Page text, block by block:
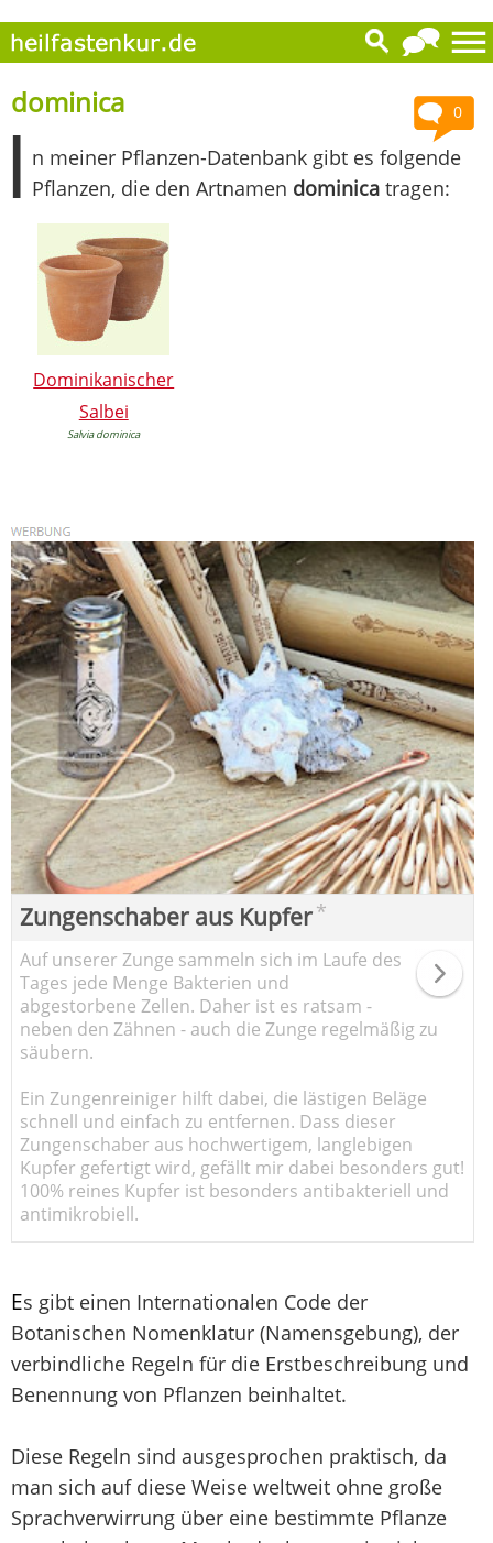
0
dominica
I n meiner Pflanzen-Datenbank gibt es folgende
Pflanzen, die den Artnamen dominica tragen:
Dominikanischer
Salbei
Salvia dominica
Zungenschaber aus Kupfer*
Auf unserer Zunge sammeln sich im Laufe des
Tages jede Menge Bakterien und
abgestorbene Zellen. Daher ist es ratsam -
neben den Zähnen - auch die Zunge regelmäßig zu
säubern.
Ein Zungenreiniger hilft dabei, die lästigen Beläge
schnell und einfach zu entfernen. Dass dieser
Zungenschaber aus hochwertigem, langlebigen
Kupfer gefertigt wird, gefällt mir dabei besonders gut!
100% reines Kupfer ist besonders antibakteriell und
antimikrobiell.
Es gibt einen Internationalen Code der
Botanischen Nomenklatur (Namensgebung), der
verbindliche Regeln für die Erstbeschreibung und
Benennung von Pflanzen beinhaltet.
Diese Regeln sind ausgesprochen praktisch, da
man sich auf diese Weise weltweit ohne große
Sprachverwirrung über eine bestimmte Pflanze